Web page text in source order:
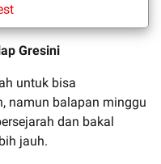
Gresini
untuk bisa
namun balapan minggu
dan bakal
jauh.